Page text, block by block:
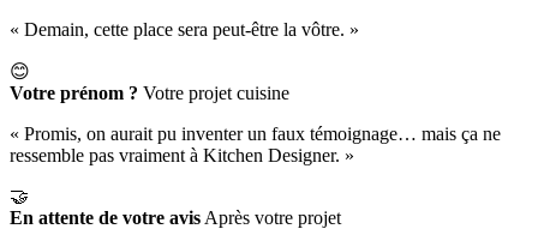
« Demain, cette place sera peut-être la vôtre. »
😊
Votre prénom ? Votre projet cuisine
« Promis, on aurait pu inventer un faux témoignage… mais ça ne
ressemble pas vraiment à Kitchen Designer. »
🤝
En attente de votre avis Après votre projet